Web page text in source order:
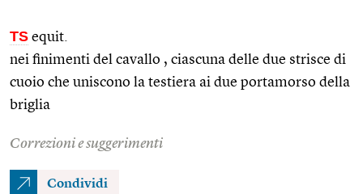
TS equit.
nei finimenti del cavallo , ciascuna delle due strisce di
cuoio che uniscono la testiera ai due portamorso della
briglia
Correzioni e suggerimenti
Condividi